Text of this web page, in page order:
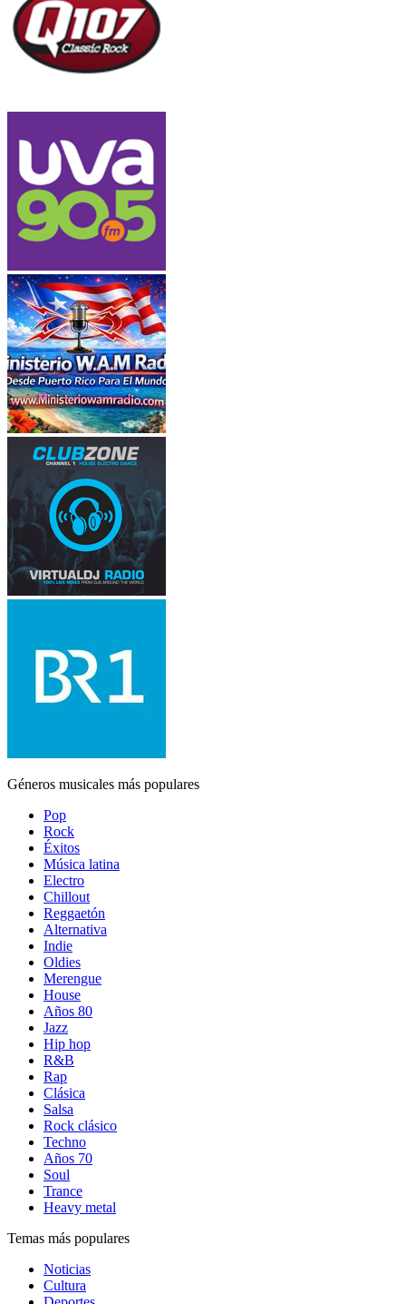
Géneros musicales más populares
Pop
Rock
Éxitos
Música latina
Electro
Chillout
Reggaetón
Alternativa
Indie
Oldies
Merengue
House
Años 80
Jazz
Hip hop
R&B
Rap
Clásica
Salsa
Rock clásico
Techno
Años 70
Soul
Trance
Heavy metal
Temas más populares
Noticias
Cultura